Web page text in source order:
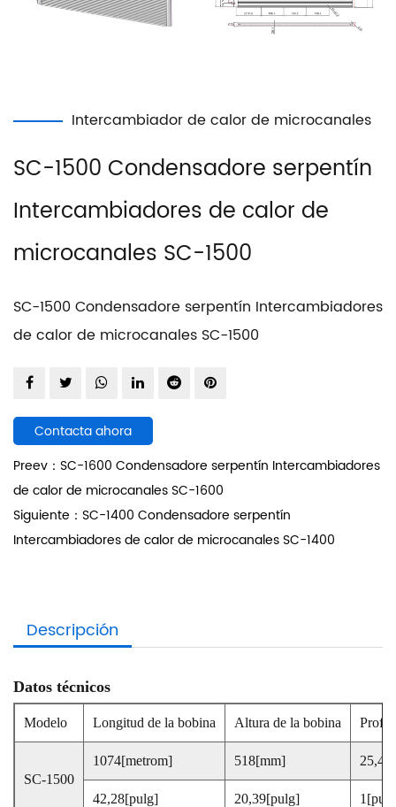
Intercambiador de calor de microcanales
SC-1500 Condensadore serpentín
Intercambiadores de calor de
microcanales SC-1500
SC-1500 Condensadore serpentín Intercambiadores
de calor de microcanales SC-1500
Contacta ahora
Preev：SC-1600 Condensadore serpentín Intercambiadores
de calor de microcanales SC-1600
Siguiente：SC-1400 Condensadore serpentín
Intercambiadores de calor de microcanales SC-1400
Descripción
Datos técnicos
Modelo Longitud de la bobina Altura de la bobina
SC-1500
1074[metrom] 518[mm]
42,28[pulg] 20,39[pulg]